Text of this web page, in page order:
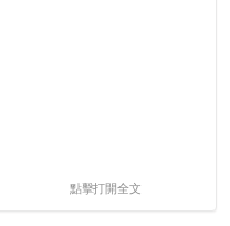
點擊打開全文